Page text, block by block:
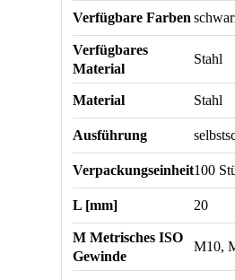
Verfügbare Farben
Verfügbares
Material
Stahl
Material Stahl
Ausführung
Verpackungseinheit100
L [mm] 20
M Metrisches ISO
Gewinde
M10,